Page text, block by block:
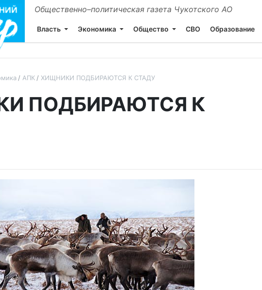
Общественно–политическая газета Чукотского АО
Власть Экономика Общество СВО Образование
АПК ХИЩНИКИ ПОДБИРАЮТСЯ К СТАДУ
ПОДБИРАЮТСЯ К